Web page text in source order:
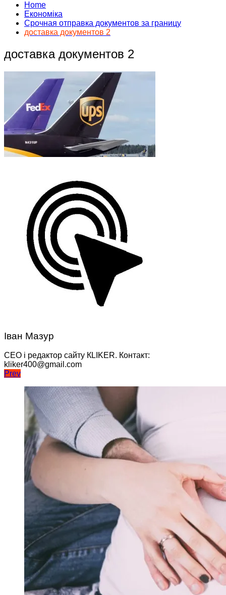
Home
Економіка
Срочная отправка документов за границу
доставка документов 2
доставка документов 2
Іван Мазур
CEO і редактор сайту КLIKER. Контакт:
kliker400@gmail.com
Навігація
записів
Prev